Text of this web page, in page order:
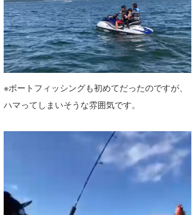
※ボートフィッシングも初めてだったのですが、
ハマってしまいそうな雰囲気です。
NOBUFUKU
大野”MAR”修聖
喜納海人
G◎Da
H
KID
KOBU